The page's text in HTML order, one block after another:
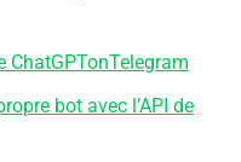
ChatGPTonTelegram
bot avec l’API de